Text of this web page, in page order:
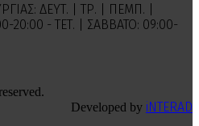
ΔΕΥΤ. | ΤΡ. | ΠΕΜΠ. |
20:00 - ΤΕΤ. | ΣΑΒΒΑΤΟ: 09:00-
Developed by iNTERAD